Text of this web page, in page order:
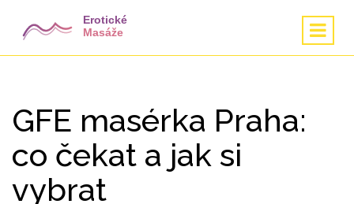
GFE masérka Praha:
co čekat a jak si
vybrat